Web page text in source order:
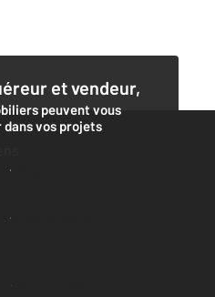
et vendeur,
peuvent vous
dans vos projets
l'agence
une estimation
mon compte